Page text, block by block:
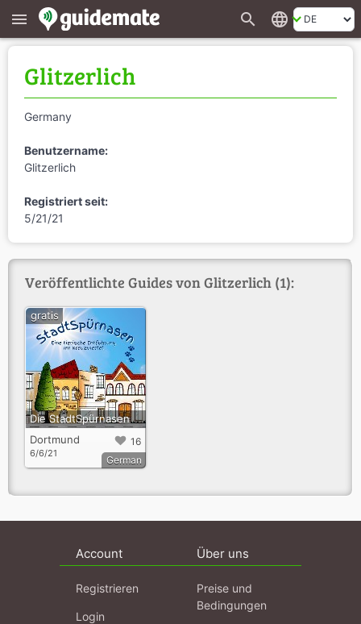
menu search language
Glitzerlich
Germany
Benutzername:
Glitzerlich
Registriert seit:
5/21/21
Veröffentlichte Guides von Glitzerlich (1):
Die StadtSpürnasen
16
Dortmund
6/6/21
gratis
German
Account
Registrieren
Login
Über uns
Preise und
Bedingungen